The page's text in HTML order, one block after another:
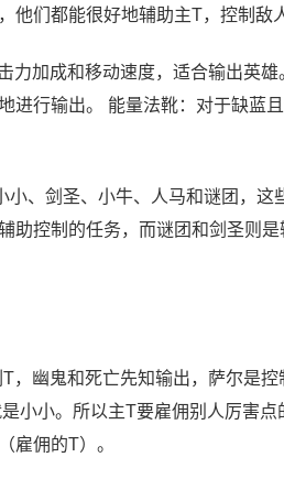
们都能很好地辅助主T，控制敌
力加成和移动速度，适合输出英
进行输出。 能量法靴：对于缺蓝
、剑圣、小牛、人马和谜团，这
助控制的任务，而谜团和剑圣则
，幽鬼和死亡先知输出，萨尔是
小小。所以主T要雇佣别人厉害
雇佣的T）。